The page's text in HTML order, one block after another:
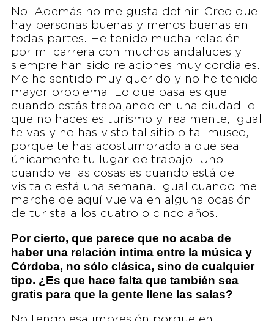
No. Además no me gusta definir. Creo que
hay personas buenas y menos buenas en
todas partes. He tenido mucha relación
por mi carrera con muchos andaluces y
siempre han sido relaciones muy cordiales.
Me he sentido muy querido y no he tenido
mayor problema. Lo que pasa es que
cuando estás trabajando en una ciudad lo
que no haces es turismo y, realmente, igual
te vas y no has visto tal sitio o tal museo,
porque te has acostumbrado a que sea
únicamente tu lugar de trabajo. Uno
cuando ve las cosas es cuando está de
visita o está una semana. Igual cuando me
marche de aquí vuelva en alguna ocasión
de turista a los cuatro o cinco años.
Por cierto, que parece que no acaba de
haber una relación íntima entre la música y
Córdoba, no sólo clásica, sino de cualquier
tipo. ¿Es que hace falta que también sea
gratis para que la gente llene las salas?